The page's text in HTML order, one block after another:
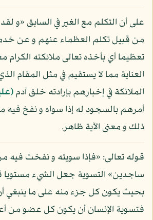
على أن التكلم مع الغير في السابق «و
من قبيل تكلم العظماء عنهم و عن
تعظيما أي بأخذه تعالى ملائكته الكرام
العناية مما لا يستقيم في مثل المقام
الملائكة في إخبارهم بإرادته خلق آدم
أمرهم بالسجود له إذا سواه و نفخ
ذلك و معنى الآية ظاهر.
قوله تعالى: «فإذا سويته و نفخت فيه
ساجدين» التسوية جعل الشيء مستويا
بحيث يكون كل جزء منه على ما ينبغي
فتسوية الإنسان أن يكون كل عضو من